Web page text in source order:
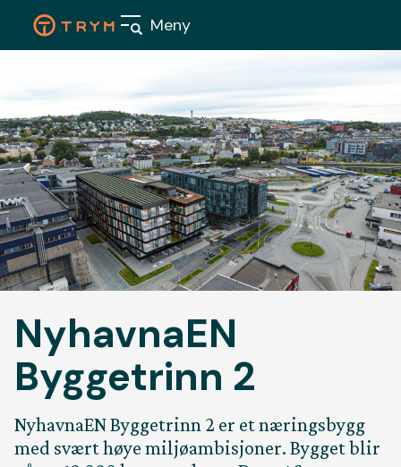
content
Meny
Våre
NyhavnaEN
Byggetrinn 2
NyhavnaEN Byggetrinn 2 er et næringsbygg
med svært høye miljøambisjoner. Bygget blir